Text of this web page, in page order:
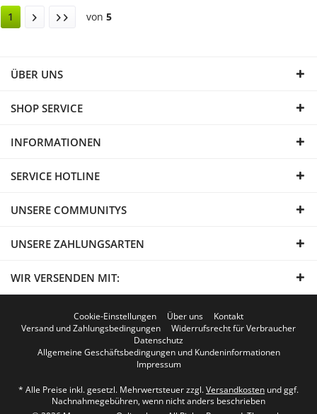
1 von 5
ÜBER UNS
SHOP SERVICE
INFORMATIONEN
SERVICE HOTLINE
UNSERE COMMUNITYS
UNSERE ZAHLUNGSARTEN
WIR VERSENDEN MIT:
Cookie-Einstellungen Über uns
Kontakt
Versand und Zahlungsbedingungen
Widerrufsrecht für Verbraucher
Datenschutz
Allgemeine Geschäftsbedingungen und Kundeninformationen
Impressum
* Alle Preise inkl. gesetzl. Mehrwertsteuer zzgl.Versandkosten und ggf.
Nachnahmegebühren, wenn nicht anders beschrieben